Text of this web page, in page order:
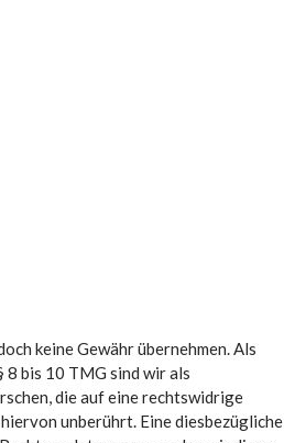
keine Gewähr übernehmen. Als
bis 10 TMG sind wir als
die auf eine rechtswidrige
unberührt. Eine diesbezügliche